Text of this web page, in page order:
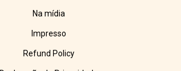
Na mídia
Impresso
Refund Policy